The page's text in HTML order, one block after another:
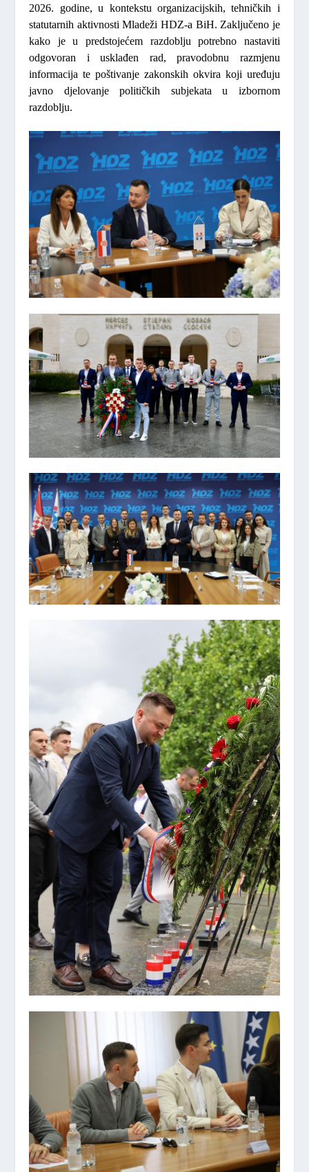
2026. godine, u kontekstu organizacijskih, tehničkih i
statutarnih aktivnosti Mladeži HDZ-a BiH. Zaključeno je
kako je u predstojećem razdoblju potrebno nastaviti
odgovoran i usklađen rad, pravodobnu razmjenu
informacija te poštivanje zakonskih okvira koji uređuju
javno djelovanje političkih subjekata u izbornom
razdoblju.